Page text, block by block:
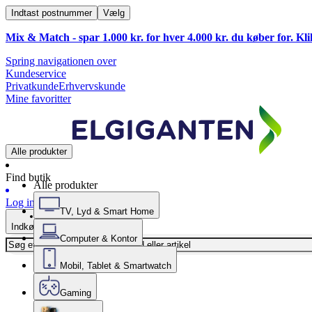
Indtast postnummer Vælg
Mix & Match - spar 1.000 kr. for hver 4.000 kr. du køber for.
Spring navigationen over
Kundeservice
PrivatkundeErhvervskunde
Mine favoritter
Alle produkter
Find butik
Log ind
Indkøbskurv
Alle produkter
TV, Lyd & Smart Home
Computer & Kontor
Mobil, Tablet & Smartwatch
Gaming